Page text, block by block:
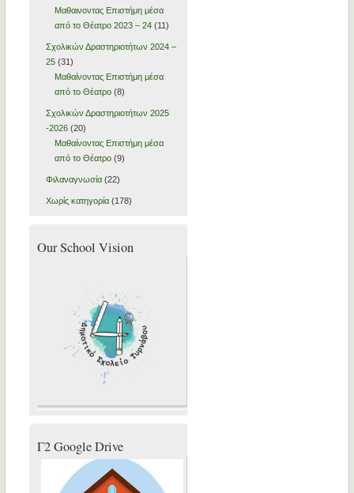
Μαθαινοντας Επιστήμη μέσα
από το Θέατρο 2023 – 24(11)
Σχολικών Δραστηριοτήτων 2024 –
25(31)
Μαθαίνοντας Επιστήμη μέσα
από το Θέατρο(8)
Σχολικών Δραστηριοτήτων 2025
-2026(20)
Μαθαίνοντας Επιστήμη μέσα
από το Θέατρο(9)
Φιλαναγνωσία(22)
Χωρίς κατηγορία(178)
Our School Vision
Γ2 Google Drive